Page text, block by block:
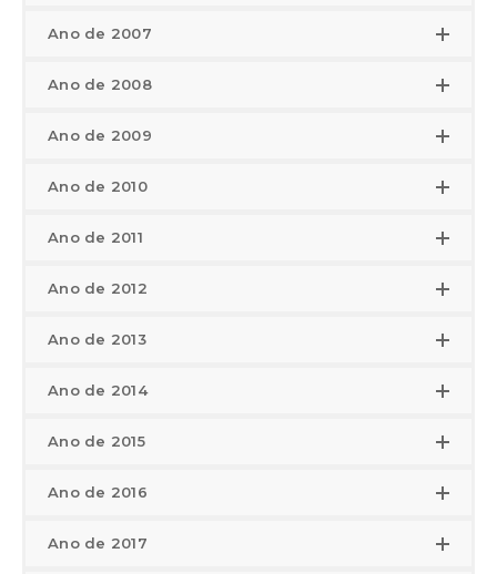
Ano de 2007
Ano de 2008
Ano de 2009
Ano de 2010
Ano de 2011
Ano de 2012
Ano de 2013
Ano de 2014
Ano de 2015
Ano de 2016
Ano de 2017